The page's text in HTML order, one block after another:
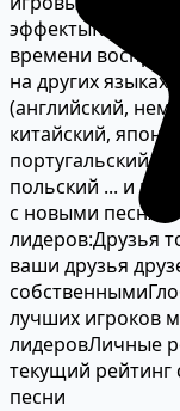
эффектыКаждый
времени
на других
(английский,
китайский,
португальский-
польский ... и
с новыми
лидеров:Друзья
ваши друзья
собственными
лучших игроков
лидеровЛичные
текущий рейтинг
песни